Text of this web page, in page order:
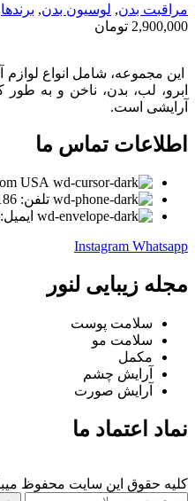
مراقبت بدن, لوسیون بدن, برندها
2,900,000 تومان
این مجموعه، شامل انواع
ابرو، لب، بدن، ناخن و به
آرایشی است.
اطلاعات تماس ما
USA
تلفن: 09105033186
ایمیل: info@lenorcosmetics.com
Instagram Whatsapp
مجله زیبایی لنور
سلامت پوست
سلامت مو
مکمل
آرایش چشم
آرایش صورت
نماد اعتماد ما
کلیه حقوق این سایت محفوظ